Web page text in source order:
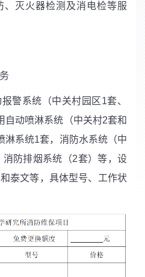
、灭火器检测及消电检等服
警系统（中关村园区1套、
自动喷淋系统（中关村2套和
淋系统1套，消防水系统（中
消防排烟系统（2套）等，设
泰文等，具体型号、工作状